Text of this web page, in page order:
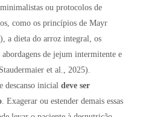
ou protocolos de
como os princípios de Mayr
a dieta do arroz integral, os
de jejum intermitente e
et al., 2025).
descanso inicial deve ser
. Exagerar ou estender demais essas